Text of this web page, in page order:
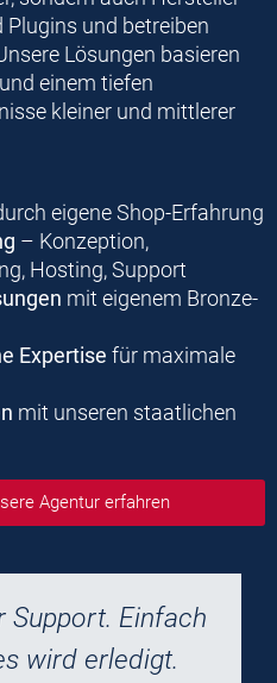
Plugins und betreiben
Lösungen basieren
einem tiefen
kleiner und mittlerer
eigene Shop-Erfahrung
– Konzeption,
Hosting, Support
mit eigenem Bronze-
Expertise für maximale
mit unseren staatlichen
Agentur erfahren
Support. Einfach
wird erledigt.